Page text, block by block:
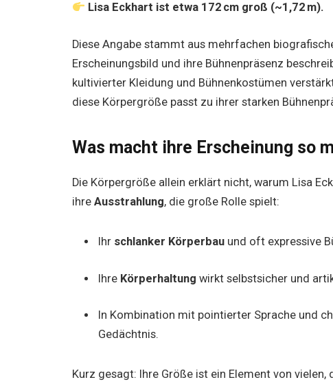
Lisa Eckhart ist etwa 172 cm groß (~1,72 m).
Diese Angabe stammt aus mehrfachen
Erscheinungsbild und ihre Bühnenpräsenz
kultivierter Kleidung und Bühnenkostümen
diese Körpergröße passt zu ihrer starken
Was macht ihre Erscheinung so
Die Körpergröße allein erklärt nicht, warum Lisa
ihreAusstrahlung, die große Rolle spielt:
Ihr schlanker Körperbau und oft expressive
Ihre Körperhaltung wirkt selbstsicher und
In Kombination mit pointierter Sprache und
Gedächtnis.
Kurz gesagt: Ihre Größe ist ein Element von vielen,